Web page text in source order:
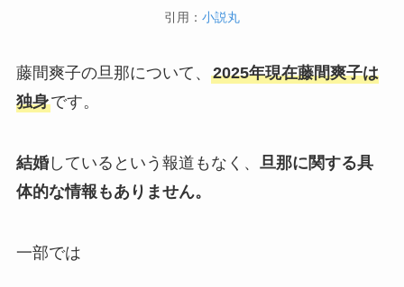
引用： 小説丸
藤間爽子の旦那について、 2025年現在藤間爽子は
独身です。
結婚しているという報道もなく、 旦那に関する具
体的な情報もありません。
一部では